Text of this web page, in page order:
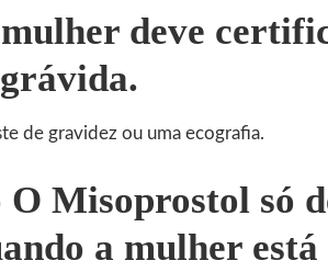
deve
de gravidez ou uma ecografia.
Misoprostol só
a mulher